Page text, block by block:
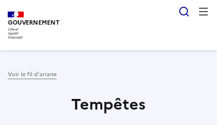
au
contenu
principal
GOUVERNEMENT
Voir le fil d'ariane
Tempêtes